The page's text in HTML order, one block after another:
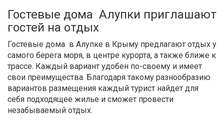
Гостевые дома Алупки приглашают
гостей на отдых
Гостевые дома в Алупке в Крыму предлагают отдых у
самого берега моря, в центре курорта, а также ближе к
трассе. Каждый вариант удобен по-своему и имеет
свои преимущества. Благодаря такому разнообразию
вариантов размещения каждый турист найдет для
себя подходящее жилье и сможет провести
незабываемый отдых.